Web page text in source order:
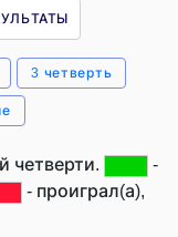
3 четверть
четверти.
-
- проиграл(а),